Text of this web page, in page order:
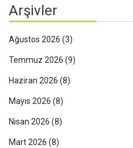
Arşivler
Ağustos 2026 (3)
Temmuz 2026 (9)
Haziran 2026 (8)
Mayıs 2026 (8)
Nisan 2026 (8)
Mart 2026 (8)